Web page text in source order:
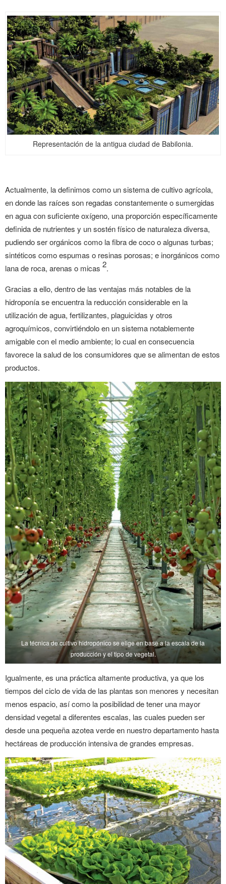
Representación de la antigua ciudad de Babilonia.
Actualmente, la definimos como un sistema de cultivo agrícola,
en donde las raíces son regadas constantemente o sumergidas
en agua con suficiente oxígeno, una proporción específicamente
definida de nutrientes y un sostén físico de naturaleza diversa,
pudiendo ser orgánicos como la fibra de coco o algunas turbas;
sintéticos como espumas o resinas porosas; e inorgánicos como
lana de roca, arenas o micas 2.
Gracias a ello, dentro de las ventajas más notables de la
hidroponía se encuentra la reducción considerable en la
utilización de agua, fertilizantes, plaguicidas y otros
agroquímicos, convirtiéndolo en un sistema notablemente
amigable con el medio ambiente; lo cual en consecuencia
favorece la salud de los consumidores que se alimentan de estos
productos.
La técnica de cultivo hidropónico se elige en base a la escala de la
producción y el tipo de vegetal.
Igualmente, es una práctica altamente productiva, ya que los
tiempos del ciclo de vida de las plantas son menores y necesitan
menos espacio, así como la posibilidad de tener una mayor
densidad vegetal a diferentes escalas, las cuales pueden ser
desde una pequeña azotea verde en nuestro departamento hasta
hectáreas de producción intensiva de grandes empresas.